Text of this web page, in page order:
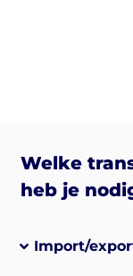
Welke
heb je
Import/